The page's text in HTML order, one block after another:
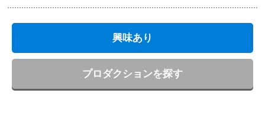
興味あり
プロダクションを探す